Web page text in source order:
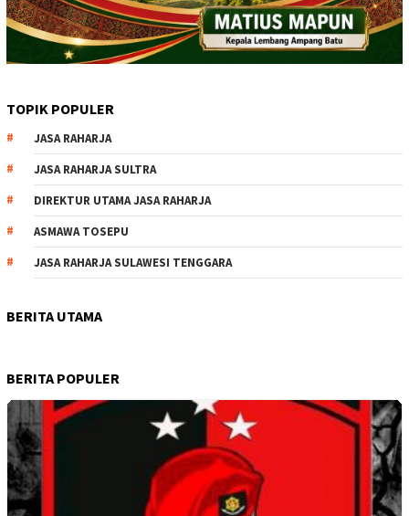
TOPIK POPULER
JASA RAHARJA
JASA RAHARJA SULTRA
DIREKTUR UTAMA JASA RAHARJA
ASMAWA TOSEPU
JASA RAHARJA SULAWESI TENGGARA
BERITA UTAMA
BERITA POPULER